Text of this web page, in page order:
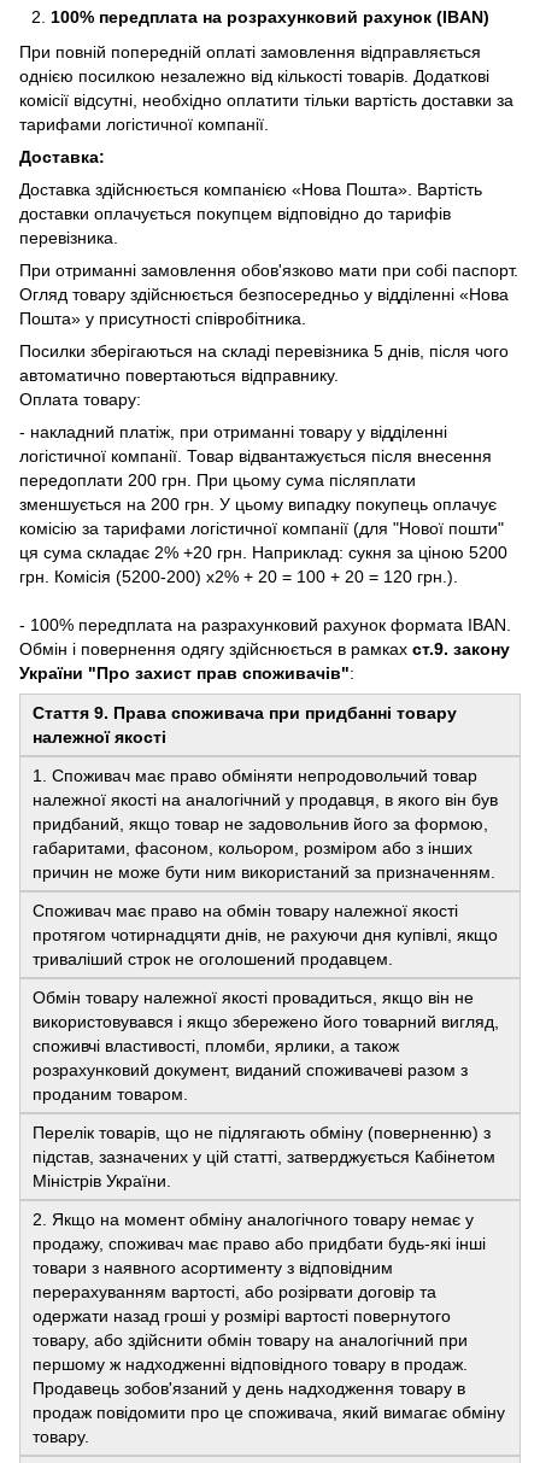
100% передплата на розрахунковий рахунок (IBAN)
При повній попередній оплаті замовлення відправляється
однією посилкою незалежно від кількості товарів. Додаткові
комісії відсутні, необхідно оплатити тільки вартість доставки за
тарифами логістичної компанії.
Доставка:
Доставка здійснюється компанією «Нова Пошта». Вартість
доставки оплачується покупцем відповідно до тарифів
перевізника.
При отриманні замовлення обов'язково мати при собі паспорт.
Огляд товару здійснюється безпосередньо у відділенні «Нова
Пошта» у присутності співробітника.
Посилки зберігаються на складі перевізника 5 днів, після чого
автоматично повертаються відправнику.
Оплата товару:
- накладний платіж, при отриманні товару у відділенні
логістичної компанії. Товар відвантажується після внесення
передоплати 200 грн. При цьому сума післяплати
зменшується на 200 грн. У цьому випадку покупець оплачує
комісію за тарифами логістичної компанії (для "Нової пошти"
ця сума складає 2% +20 грн. Наприклад: сукня за ціною 5200
грн. Комісія (5200-200) х2% + 20 = 100 + 20 = 120 грн.).
- 100% передплата на разрахунковий рахунок формата IBAN.
Обмін і повернення одягу здійснюється в рамках ст.9. закону
України "Про захист прав споживачів":
Стаття 9. Права споживача при придбанні товару
належної якості
1. Споживач має право обміняти непродовольчий товар
належної якості на аналогічний у продавця, в якого він був
придбаний, якщо товар не задовольнив його за формою,
габаритами, фасоном, кольором, розміром або з інших
причин не може бути ним використаний за призначенням.
Споживач має право на обмін товару належної якості
протягом чотирнадцяти днів, не рахуючи дня купівлі, якщо
триваліший строк не оголошений продавцем.
Обмін товару належної якості провадиться, якщо він не
використовувався і якщо збережено його товарний вигляд,
споживчі властивості, пломби, ярлики, а також
розрахунковий документ, виданий споживачеві разом з
проданим товаром.
Перелік товарів, що не підлягають обміну (поверненню) з
підстав, зазначених у цій статті, затверджується Кабінетом
Міністрів України.
2. Якщо на момент обміну аналогічного товару немає у
продажу, споживач має право або придбати будь-які інші
товари з наявного асортименту з відповідним
перерахуванням вартості, або розірвати договір та
одержати назад гроші у розмірі вартості повернутого
товару, або здійснити обмін товару на аналогічний при
першому ж надходженні відповідного товару в продаж.
Продавець зобов'язаний у день надходження товару в
продаж повідомити про це споживача, який вимагає обміну
товару.